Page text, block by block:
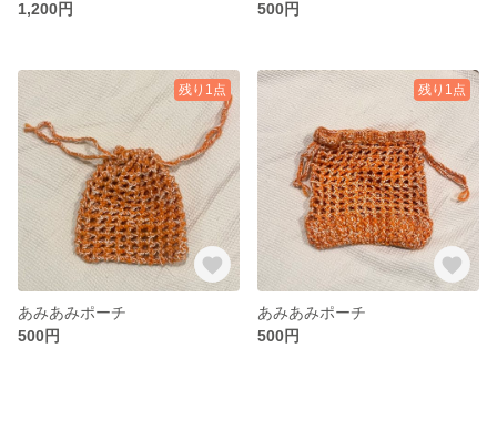
1,200円 500円
残り1点
あみあみポーチ
500円
残り1点
あみあみポーチ
500円